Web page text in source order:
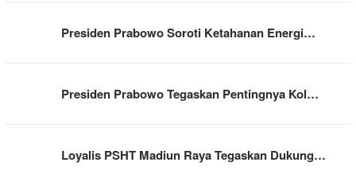
Presiden Prabowo Soroti Ketahanan Energi…
Presiden Prabowo Tegaskan Pentingnya Kol…
Loyalis PSHT Madiun Raya Tegaskan Dukung…